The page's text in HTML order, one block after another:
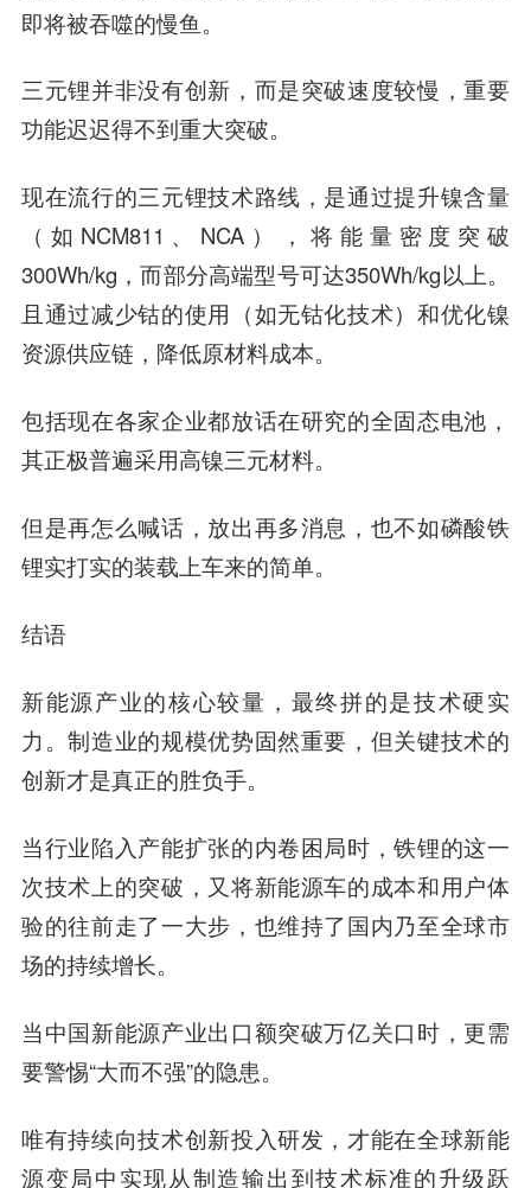
即将被吞噬的慢鱼。
三元锂并非没有创新，而是突破速度较慢，重要
功能迟迟得不到重大突破。
现在流行的三元锂技术路线，是通过提升镍含量
（如NCM811、NCA），将能量密度突破
300Wh/kg，而部分高端型号可达350Wh/kg以上。
且通过减少钴的使用（如无钴化技术）和优化镍
资源供应链，降低原材料成本。
包括现在各家企业都放话在研究的全固态电池，
其正极普遍采用高镍三元材料。
但是再怎么喊话，放出再多消息，也不如磷酸铁
锂实打实的装载上车来的简单。
结语
新能源产业的核心较量，最终拼的是技术硬实
力。制造业的规模优势固然重要，但关键技术的
创新才是真正的胜负手。
当行业陷入产能扩张的内卷困局时，铁锂的这一
次技术上的突破，又将新能源车的成本和用户体
验的往前走了一大步，也维持了国内乃至全球市
场的持续增长。
当中国新能源产业出口额突破万亿关口时，更需
要警惕“大而不强”的隐患。
唯有持续向技术创新投入研发，才能在全球新能
源变局中实现从制造输出到技术标准的升级跃